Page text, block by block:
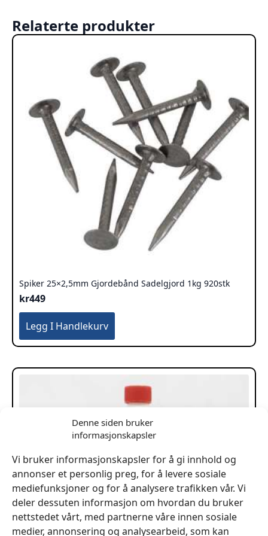
Denne siden bruker
informasjonskapsler
Vi bruker informasjonskapsler for å gi innhold og
annonser et personlig preg, for å levere sosiale
mediefunksjoner og for å analysere trafikken vår. Vi
deler dessuten informasjon om hvordan du bruker
nettstedet vårt, med partnerne våre innen sosiale
medier, annonsering og analysearbeid, som kan
Relaterte produkter
Spiker 25×2,5mm Gjordebånd Sadelgjord 1kg 920stk
kr449
Legg I Handlekurv